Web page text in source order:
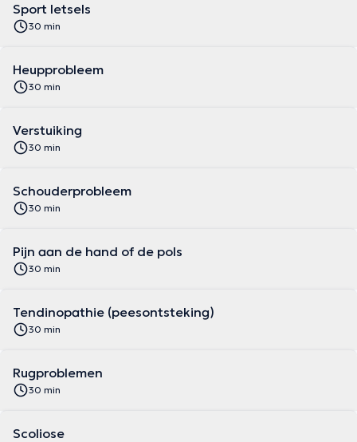
Sport letsels
30 min
Heupprobleem
30 min
Verstuiking
30 min
Schouderprobleem
30 min
Pijn aan de hand of de pols
30 min
Tendinopathie (peesontsteking)
30 min
Rugproblemen
30 min
Scoliose